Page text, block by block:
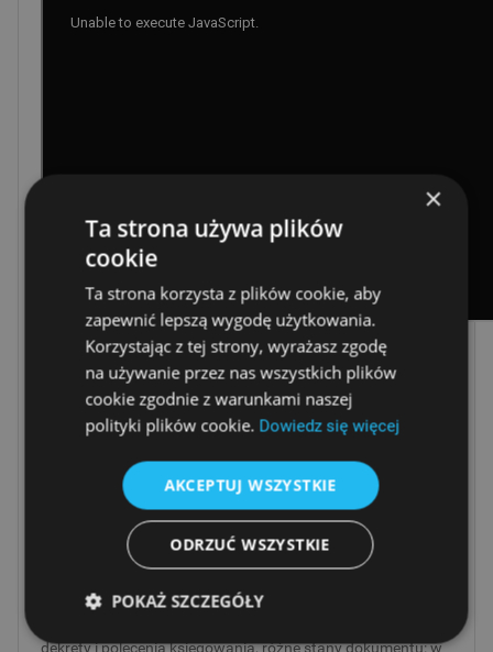
Najważniejsze możliwości Rewizora nexo:
płynna zmiana z księgowości uproszczonej na księgi
rachunkowe;
otwarcie i zamknięcie ksiąg; kwalifikowanie zapisów do '13.
elastyczne zarządzanie planami kont: możliwość
generowania wzorcowego planu kont, przeniesienia z
innego okresu obrachunkowego, automatyczne tworzenie
kont kartotekowych, obsługa kont pozabilansowych;
dekrety i polecenia księgowania, różne stany dokumentu: w
×
Ta strona używa plików
cookie
Ta strona korzysta z plików cookie, aby
zapewnić lepszą wygodę użytkowania.
Korzystając z tej strony, wyrażasz zgodę
na używanie przez nas wszystkich plików
cookie zgodnie z warunkami naszej
polityki plików cookie. Dowiedz się więcej
AKCEPTUJ WSZYSTKIE
ODRZUĆ WSZYSTKIE
POKAŻ SZCZEGÓŁY